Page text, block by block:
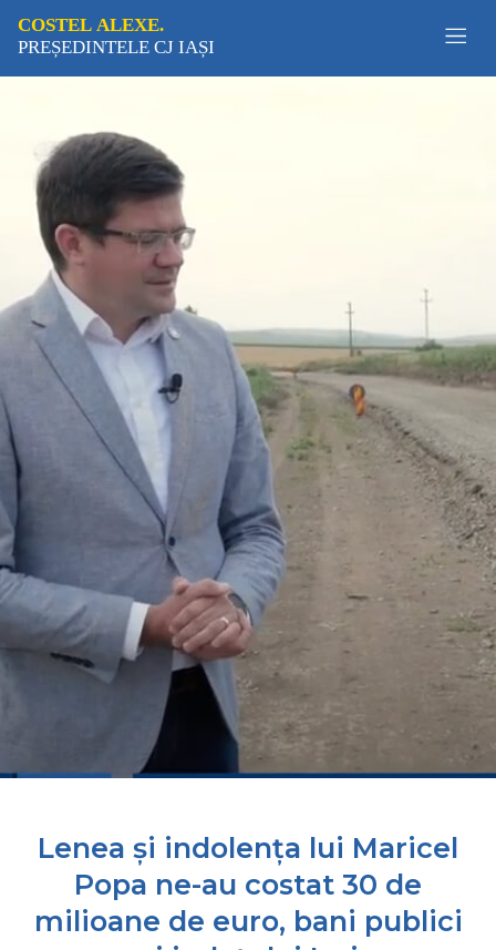
Lenea și indolența lui Maricel
Popa ne-au costat 30 de
milioane de euro, bani publici